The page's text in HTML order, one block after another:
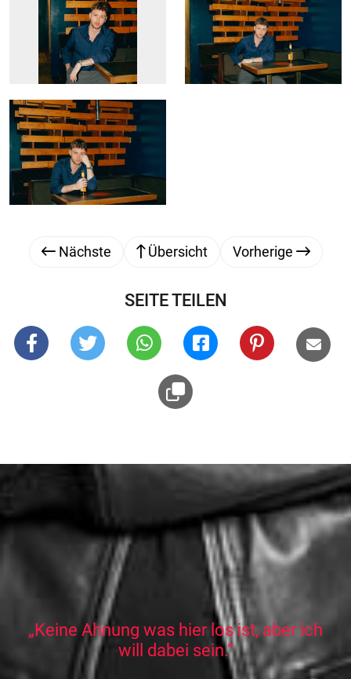
Nächste Übersicht Vorherige
SEITE TEILEN
„Keine Ahnung was hier los ist, aber ich
will dabei sein.“